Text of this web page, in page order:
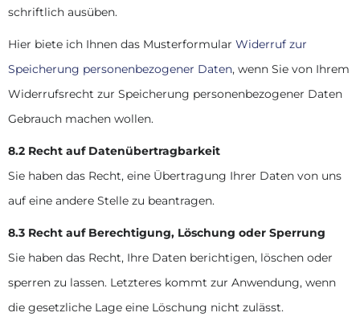
schriftlich ausüben.
Hier biete ich Ihnen das Musterformular Widerruf zur
Speicherung personenbezogener Daten, wenn Sie von Ihrem
Widerrufsrecht zur Speicherung personenbezogener Daten
Gebrauch machen wollen.
8.2 Recht auf Datenübertragbarkeit
Sie haben das Recht, eine Übertragung Ihrer Daten von uns
auf eine andere Stelle zu beantragen.
8.3 Recht auf Berechtigung, Löschung oder Sperrung
Sie haben das Recht, Ihre Daten berichtigen, löschen oder
sperren zu lassen. Letzteres kommt zur Anwendung, wenn
die gesetzliche Lage eine Löschung nicht zulässt.